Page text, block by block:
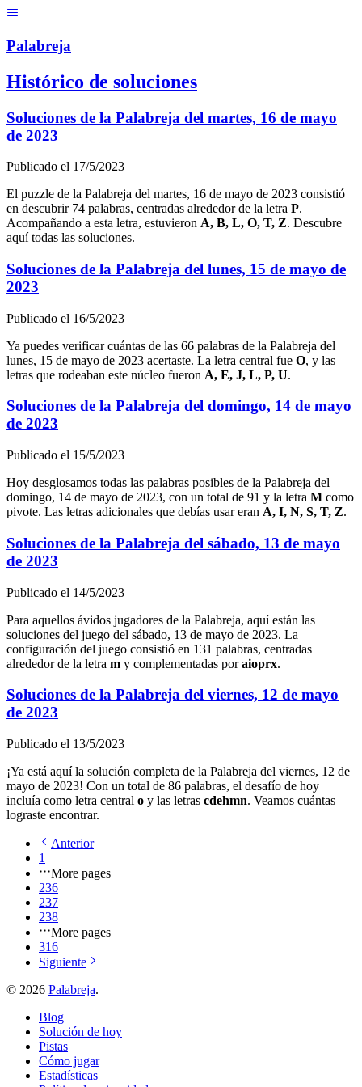
Palabreja
Histórico de soluciones
Soluciones de la Palabreja del martes, 16 de mayo
de 2023
Publicado el 17/5/2023
El puzzle de la Palabreja del martes, 16 de mayo de 2023 consistió
en descubrir 74 palabras, centradas alrededor de la letra P.
Acompañando a esta letra, estuvieron A, B, L, O, T, Z. Descubre
aquí todas las soluciones.
Soluciones de la Palabreja del lunes, 15 de mayo de
2023
Publicado el 16/5/2023
Ya puedes verificar cuántas de las 66 palabras de la Palabreja del
lunes, 15 de mayo de 2023 acertaste. La letra central fue O, y las
letras que rodeaban este núcleo fueron A, E, J, L, P, U.
Soluciones de la Palabreja del domingo, 14 de mayo
de 2023
Publicado el 15/5/2023
Hoy desglosamos todas las palabras posibles de la Palabreja del
domingo, 14 de mayo de 2023, con un total de 91 y la letra M como
pivote. Las letras adicionales que debías usar eran A, I, N, S, T, Z.
Soluciones de la Palabreja del sábado, 13 de mayo
de 2023
Publicado el 14/5/2023
Para aquellos ávidos jugadores de la Palabreja, aquí están las
soluciones del juego del sábado, 13 de mayo de 2023. La
configuración del juego consistió en 131 palabras, centradas
alrededor de la letra m y complementadas por aioprx.
Soluciones de la Palabreja del viernes, 12 de mayo
de 2023
Publicado el 13/5/2023
¡Ya está aquí la solución completa de la Palabreja del viernes, 12 de
mayo de 2023! Con un total de 86 palabras, el desafío de hoy
incluía como letra central o y las letras cdehmn. Veamos cuántas
lograste encontrar.
Anterior
1
More pages
236
237
238
More pages
316
Siguiente
© 2026 Palabreja.
Blog
Solución de hoy
Pistas
Cómo jugar
Estadísticas